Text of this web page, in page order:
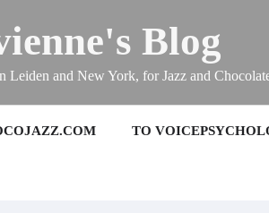
Blog
Leiden and New York, for Jazz and
TO